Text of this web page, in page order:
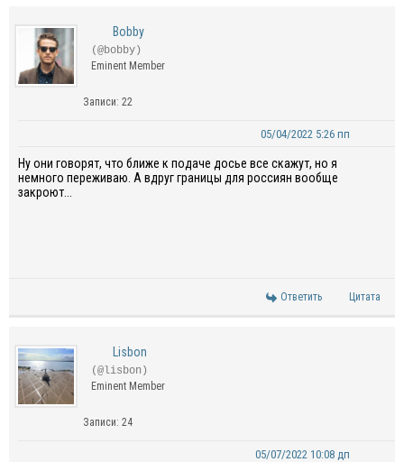
Bobby
(@bobby)
Eminent Member
Записи: 22
05/04/2022 5:26 пп
Ну они говорят, что ближе к подаче досье все скажут, но я
немного переживаю. А вдруг границы для россиян вообще
закроют...
Ответить Цитата
Lisbon
(@lisbon)
Eminent Member
Записи: 24
05/07/2022 10:08 дп